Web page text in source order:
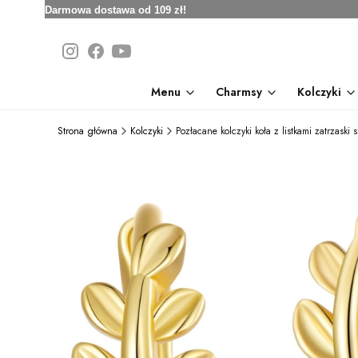
Darmowa dostawa od 109 zł!
Menu Charmsy Kolczyki
Strona główna Kolczyki Pozłacane kolczyki koła z listkami zatrzaski